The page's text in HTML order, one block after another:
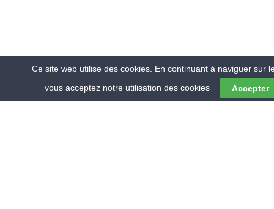
Ce site web utilise des cookies. En continuant à naviguer sur
vous acceptez notre utilisation des cookies
Accepter